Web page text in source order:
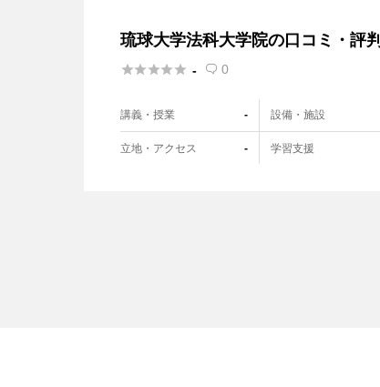
琉球大学法科大学院の口コミ・評判
 -  0
講義・授業 - 設備・施設
立地・アクセス - 学習支援